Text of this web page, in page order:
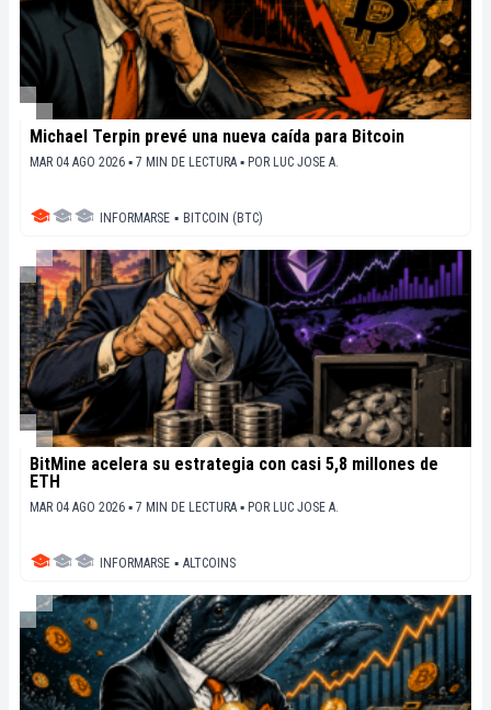
Michael Terpin prevé una nueva caída para Bitcoin
MAR 04 AGO 2026 ▪ 7 MIN DE LECTURA ▪ POR LUC JOSE A.
INFORMARSE ▪ BITCOIN (BTC)
BitMine acelera su estrategia con casi 5,8 millones de
ETH
MAR 04 AGO 2026 ▪ 7 MIN DE LECTURA ▪ POR LUC JOSE A.
INFORMARSE ▪ ALTCOINS